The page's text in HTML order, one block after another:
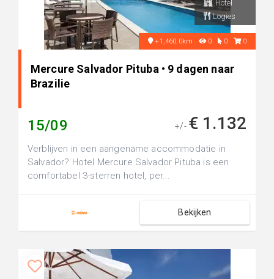
Hotel
Logies
+1,460.0km 0 0 0
Mercure Salvador Pituba • 9 dagen naar
Brazilie
15/09 +/- € 1.132
Verblijven in een aangename accommodatie in
Salvador? Hotel Mercure Salvador Pituba is een
comfortabel 3-sterren hotel, per...
Bekijken